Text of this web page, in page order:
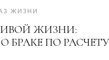
ЖИЗНИ
ЖИЗНИ:
БРАКЕ ПО РАСЧЕТУ